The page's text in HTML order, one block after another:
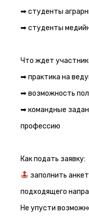
➡ студенты
➡ студенты
Что ждет
➡ практика на
➡ возможность
➡ командные
профессию
Как подать заявку:
заполнить
подходящего
Не упусти